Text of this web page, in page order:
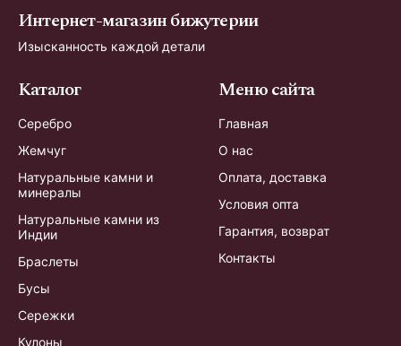
Интернет-магазин бижутерии
Изысканность каждой детали
Каталог
Серебро
Жемчуг
Натуральные камни и
минералы
Натуральные камни из
Индии
Браслеты
Бусы
Сережки
Кулоны
Меню сайта
Главная
О нас
Оплата, доставка
Условия опта
Гарантия, возврат
Контакты